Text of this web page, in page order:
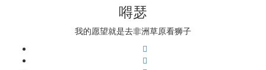
嘚瑟
我的愿望就是去非洲草原看狮子